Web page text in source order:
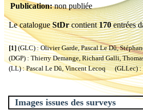
Publication:non publiée
Le catalogueStDrcontient170entrées
[1](GLC) : Olivier Garde, Pascal Le Dû,
(DGP) : Thierry Demange, Richard Galli,
(LL) : Pascal Le Dû, Vincent Lecoq (GLLec) :
Images issues des surveys